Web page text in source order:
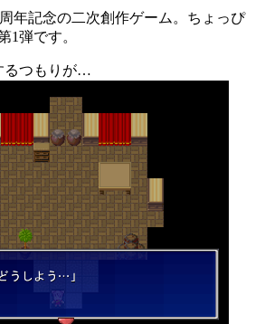
年記念の二次創作ゲーム。ちょっぴ
1弾です。
るつもりが…